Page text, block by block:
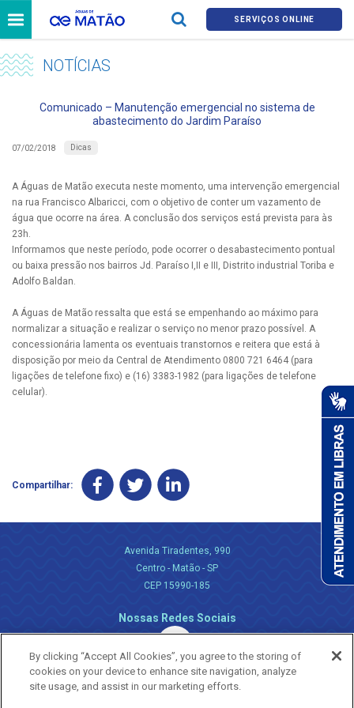
SERVIÇOS ONLINE
NOTÍCIAS
Comunicado – Manutenção emergencial no sistema de
abastecimento do Jardim Paraíso
07/02/2018 Dicas
A Águas de Matão executa neste momento, uma intervenção emergencial
na rua Francisco Albaricci, com o objetivo de conter um vazamento de
água que ocorre na área. A conclusão dos serviços está prevista para às
23h.
Informamos que neste período, pode ocorrer o desabastecimento pontual
ou baixa pressão nos bairros Jd. Paraíso I,II e III, Distrito industrial Toriba e
Adolfo Baldan.
A Águas de Matão ressalta que está se empenhando ao máximo para
normalizar a situação e realizar o serviço no menor prazo possível. A
concessionária lamenta os eventuais transtornos e reitera que está à
disposição por meio da Central de Atendimento 0800 721 6464 (para
ligações de telefone fixo) e (16) 3383-1982 (para ligações de telefone
celular).
Compartilhar:
Avenida Tiradentes, 990
Centro - Matão - SP
CEP 15990-185
Nossas Redes Sociais
By clicking “Accept All Cookies”, you agree to the storing of
cookies on your device to enhance site navigation, analyze
site usage, and assist in our marketing efforts.